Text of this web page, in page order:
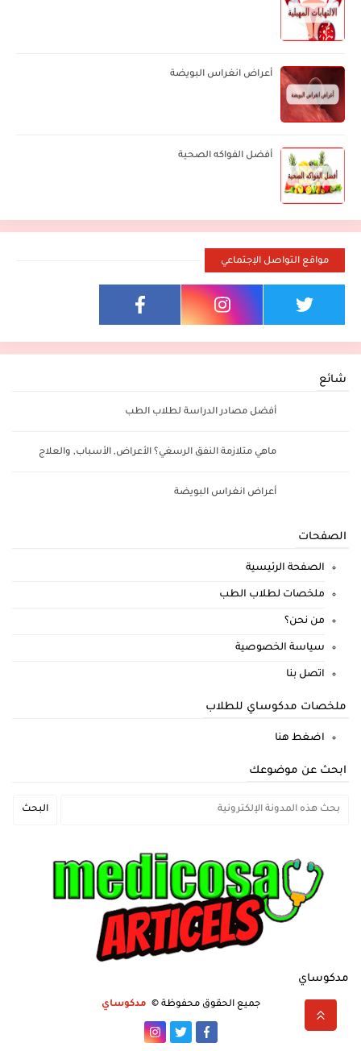
أعراض انغراس البويضة
أفضل الفواكه الصحية
مواقع التواصل الإجتماعي
شائع
أفضل مصادر الدراسة لطلاب الطب
ماهي متلازمة النفق الرسغي؟ الأعراض, الأسباب, والعلاج
أعراض انغراس البويضة
الصفحات
الصفحة الرئيسية
ملخصات لطلاب الطب
من نحن؟
سياسة الخصوصية
اتصل بنا
ملخصات مدكوساي للطلاب
اضغط هنا
ابحث عن موضوعك
مدكوساي
جميع الحقوق محفوظة © مدكوساي